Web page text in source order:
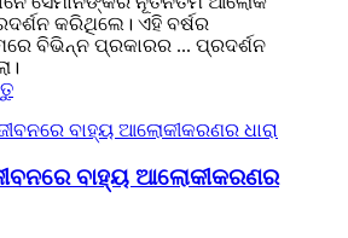
କରିଥିଲେ। ଏହି ବର୍ଷର
ବିଭିନ୍ନ ପ୍ରକାରର ... ପ୍ରଦର୍ଶନ
ବାହ୍ୟ ଆଲୋକୀକରଣର